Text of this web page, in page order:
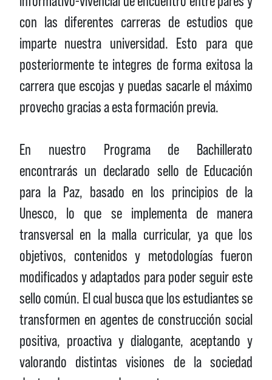
con las diferentes carreras de estudios que
imparte nuestra universidad. Esto para que
posteriormente te integres de forma exitosa la
carrera que escojas y puedas sacarle el máximo
provecho gracias a esta formación previa.
En nuestro Programa de Bachillerato
encontrarás un declarado sello de Educación
para la Paz, basado en los principios de la
Unesco, lo que se implementa de manera
transversal en la malla curricular, ya que los
objetivos, contenidos y metodologías fueron
modificados y adaptados para poder seguir este
sello común. El cual busca que los estudiantes se
transformen en agentes de construcción social
positiva, proactiva y dialogante, aceptando y
valorando distintas visiones de la sociedad